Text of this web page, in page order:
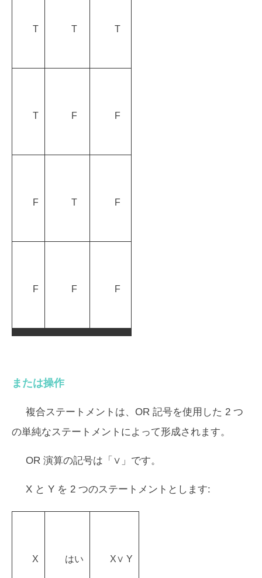
T T T
T F F
F T F
F F F
または操作
複合ステートメントは、OR 記号を使用した 2 つ
の単純なステートメントによって形成されます。
OR 演算の記号は「∨」です。
X と Y を 2 つのステートメントとします:
X はい X∨ Y